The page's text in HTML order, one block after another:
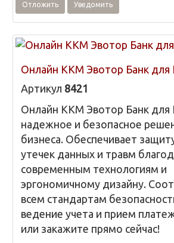
Отложить Уведомить
Онлайн ККМ Эвотор Банк
Артикул 8421
Онлайн ККМ Эвотор Банк
надежное и безопасное
бизнеса. Обеспечивает
утечек данных и травм
современным технологиям и
эргономичному дизайну.
всем стандартам
ведение учета и прием
или закажите прямо сейчас!